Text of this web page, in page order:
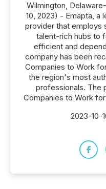
Wilmington,
10, 2023) - Emapta, a
provider that employs
talent-rich hubs to
efficient and
company has been
Companies to Work
the region's most
professionals. The
Companies to Work
2023-10-